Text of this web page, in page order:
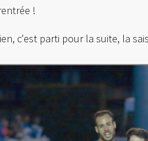
!
c'est parti pour la suite, la